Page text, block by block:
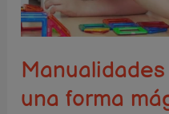
una forma
mágica
de
jugando